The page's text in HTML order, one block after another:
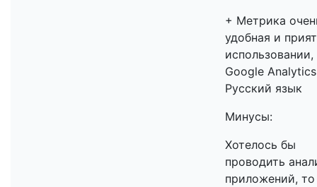
+ Метрика
удобная и
Google
Русский язык
Минусы:
Хотелось бы
проводить
приложений, то